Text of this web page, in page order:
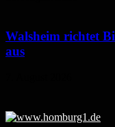
Walsheim richtet
aus